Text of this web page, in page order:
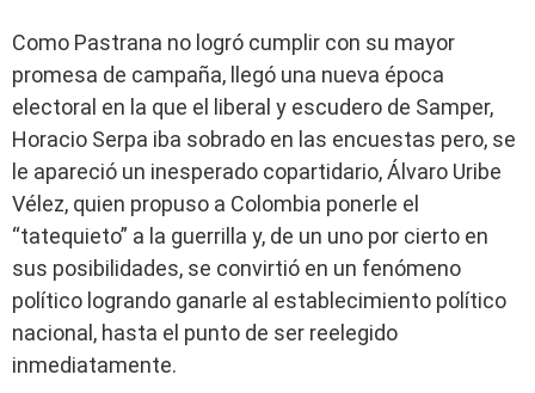
Como Pastrana no logró cumplir con su mayor
promesa de campaña, llegó una nueva época
electoral en la que el liberal y escudero de Samper,
Horacio Serpa iba sobrado en las encuestas pero, se
le apareció un inesperado copartidario, Álvaro Uribe
Vélez, quien propuso a Colombia ponerle el
“tatequieto” a la guerrilla y, de un uno por cierto en
sus posibilidades, se convirtió en un fenómeno
político logrando ganarle al establecimiento político
nacional, hasta el punto de ser reelegido
inmediatamente.